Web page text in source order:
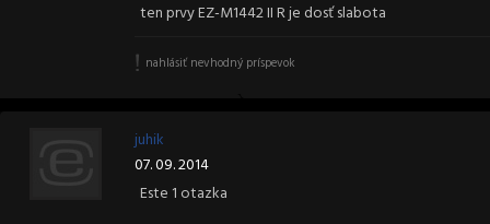
ten prvy EZ-M1442 II R je dosť slabota
nahlásiť nevhodný príspevok
juhik
07. 09. 2014
Este 1 otazka